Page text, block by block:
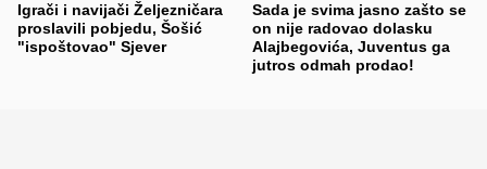
Igrači i navijači Željezničara
proslavili pobjedu, Šošić
"ispoštovao" Sjever
Sada je svima jasno zašto se
on nije radovao dolasku
Alajbegovića, Juventus ga
jutros odmah prodao!